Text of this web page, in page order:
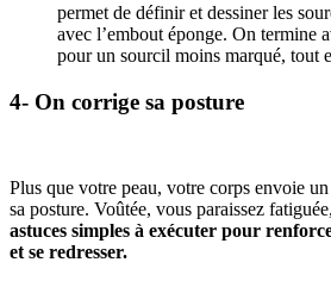
permet de définir et dessiner les
avec l’embout éponge. On termine
pour un sourcil moins marqué, tout
4- On corrige sa posture
Plus que votre peau, votre corps envoie
sa posture. Voûtée, vous paraissez
astuces simples à exécuter pour
et se redresser.